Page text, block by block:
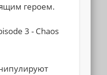
героем.